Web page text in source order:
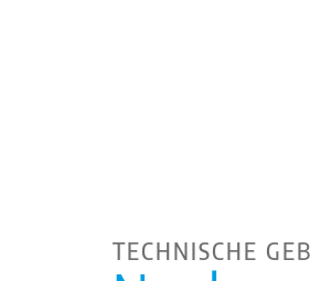
TECHNISCHE